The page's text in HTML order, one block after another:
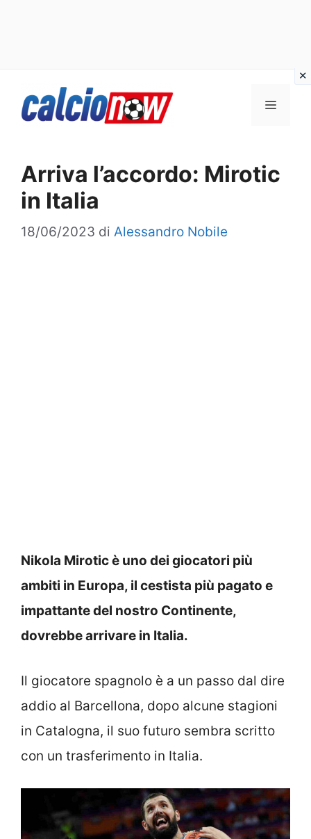
Menu
Arriva l’accordo: Mirotic
in Italia
18/06/2023 di Alessandro Nobile
Nikola Mirotic è uno dei giocatori più
ambiti in Europa, il cestista più pagato e
impattante del nostro Continente,
dovrebbe arrivare in Italia.
Il giocatore spagnolo è a un passo dal dire
addio al Barcellona, dopo alcune stagioni
in Catalogna, il suo futuro sembra scritto
con un trasferimento in Italia.